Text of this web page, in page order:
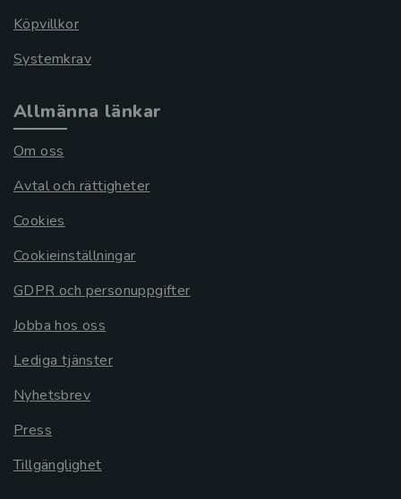
Köpvillkor
Systemkrav
Allmänna länkar
Om oss
Avtal och rättigheter
Cookies
Cookieinställningar
GDPR och personuppgifter
Jobba hos oss
Lediga tjänster
Nyhetsbrev
Press
Tillgänglighet